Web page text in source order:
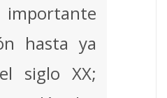
hasta ya
siglo XX;